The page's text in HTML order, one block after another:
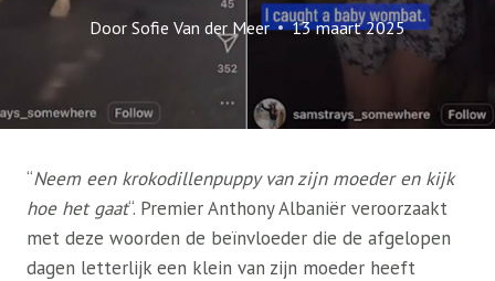
Door Sofie Van der Meer 13 maart 2025
“Neem een ​​krokodillenpuppy van zijn moeder en kijk
hoe het gaat“. Premier Anthony Albaniër veroorzaakt
met deze woorden de beïnvloeder die de afgelopen
dagen letterlijk een klein van zijn moeder heeft